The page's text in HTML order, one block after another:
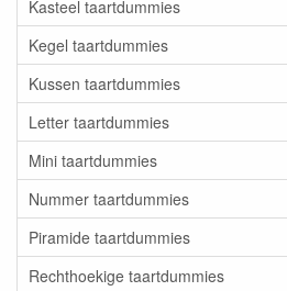
Kasteel taartdummies
Kegel taartdummies
Kussen taartdummies
Letter taartdummies
Mini taartdummies
Nummer taartdummies
Piramide taartdummies
Rechthoekige taartdummies